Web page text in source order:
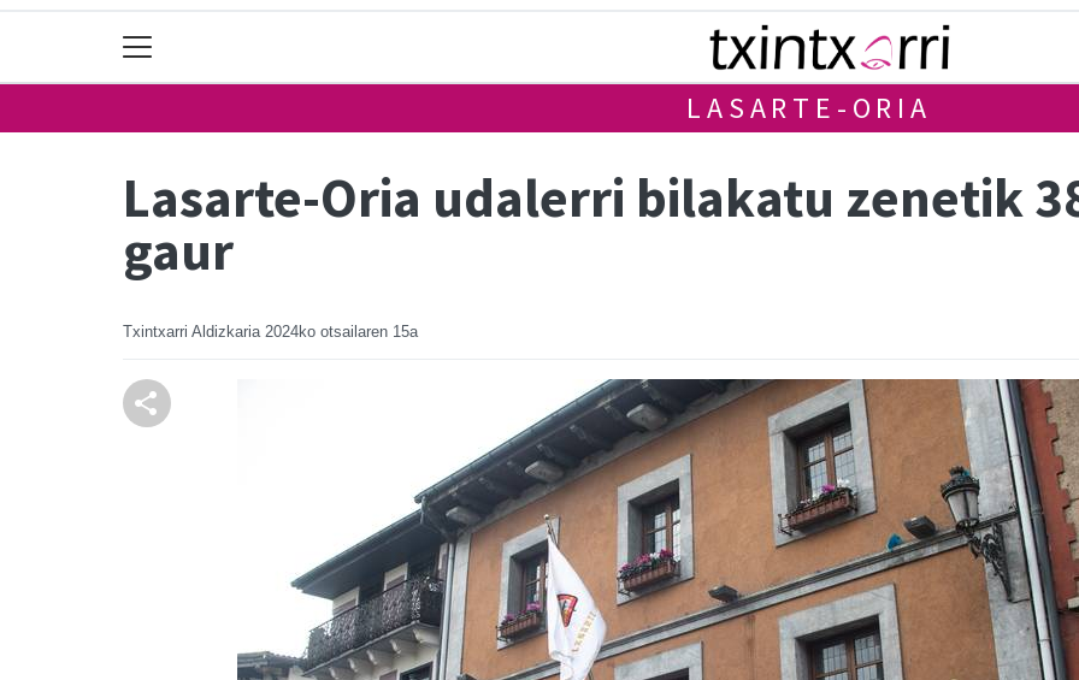
LASARTE-ORIA
Lasarte-Oria udalerri bilakatu zenetik
gaur
Txintxarri Aldizkaria 2024ko otsailaren 15a